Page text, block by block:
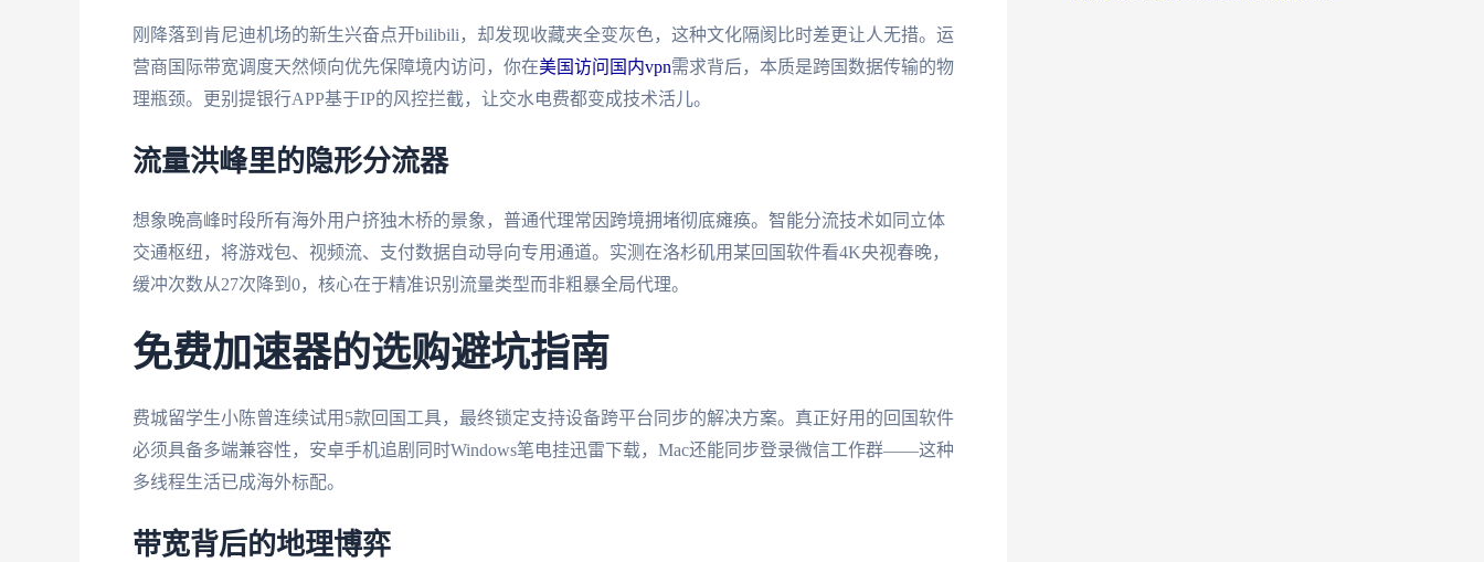
刚降落到肯尼迪机场的新生兴奋点开bilibili，却发现收藏夹全变灰色，这种文化隔阂比时差更让人无措。运
营商国际带宽调度天然倾向优先保障境内访问，你在美国访问国内vpn需求背后，本质是跨国数据传输的物
理瓶颈。更别提银行APP基于IP的风控拦截，让交水电费都变成技术活儿。
流量洪峰里的隐形分流器
想象晚高峰时段所有海外用户挤独木桥的景象，普通代理常因跨境拥堵彻底瘫痪。智能分流技术如同立体
交通枢纽，将游戏包、视频流、支付数据自动导向专用通道。实测在洛杉矶用某回国软件看4K央视春晚，
缓冲次数从27次降到0，核心在于精准识别流量类型而非粗暴全局代理。
免费加速器的选购避坑指南
费城留学生小陈曾连续试用5款回国工具，最终锁定支持设备跨平台同步的解决方案。真正好用的回国软件
必须具备多端兼容性，安卓手机追剧同时Windows笔电挂迅雷下载，Mac还能同步登录微信工作群——这种
多线程生活已成海外标配。
带宽背后的地理博弈